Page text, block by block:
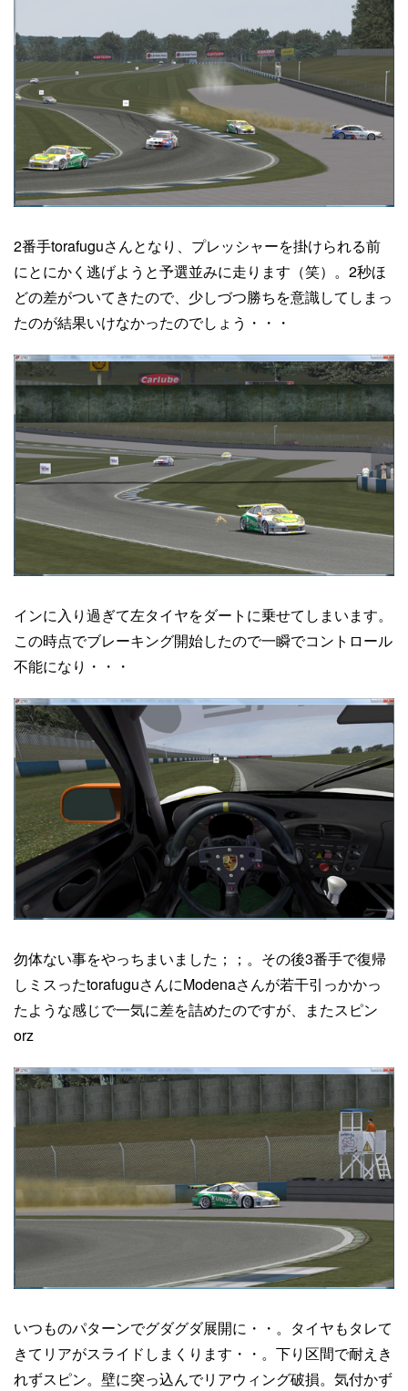
2番手torafuguさんとなり、プレッシャーを掛けられる前
にとにかく逃げようと予選並みに走ります（笑）。2秒ほ
どの差がついてきたので、少しづつ勝ちを意識してしまっ
たのが結果いけなかったのでしょう・・・
インに入り過ぎて左タイヤをダートに乗せてしまいます。
この時点でブレーキング開始したので一瞬でコントロール
不能になり・・・
勿体ない事をやっちまいました；；。その後3番手で復帰
しミスったtorafuguさんにModenaさんが若干引っかかっ
たような感じで一気に差を詰めたのですが、またスピン
orz
いつものパターンでグダグダ展開に・・。タイヤもタレて
きてリアがスライドしまくります・・。下り区間で耐えき
れずスピン。壁に突っ込んでリアウィング破損。気付かず